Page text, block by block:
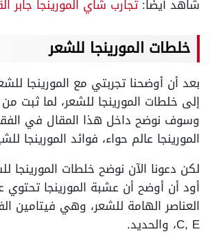
شاهد أيضًا:تجارب شاي المورينجا جابر
خلطات المورينجا للشعر
بعد أن أوضحنا تجربتي مع المورينجا
إلى خلطات المورينجا للشعر، لما ثبت
وسوف نوضح داخل هذا المقال في
المورينجا عالم حواء، فوائد المورينجا
لكن دعونا الآن نوضح خلطات المورينجا
أود أن أوضح أن عشبة المورينجا تحتوي
C, E، والحديد.